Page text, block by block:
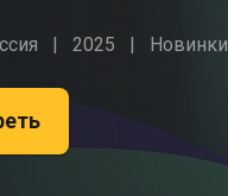
2025 Новинки